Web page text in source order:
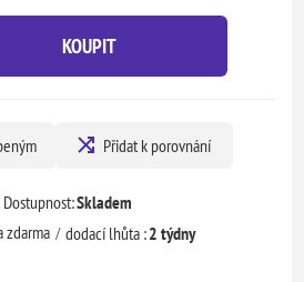
KOUPIT
Přidat k porovnání
Dostupnost:Skladem
zdarma
dodací lhůta :2 týdny